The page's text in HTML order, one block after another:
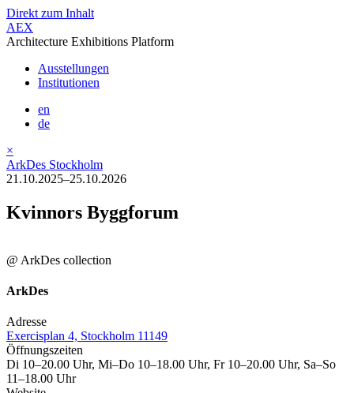
Direkt zum Inhalt
AEX
Architecture Exhibitions Platform
Ausstellungen
Institutionen
en
de
×
ArkDes Stockholm
21.10.2025–25.10.2026
Kvinnors Byggforum
@ ArkDes collection
ArkDes
Adresse
Exercisplan 4, Stockholm 11149
Öffnungszeiten
Di 10–20.00 Uhr, Mi–Do 10–18.00 Uhr, Fr 10–20.00 Uhr, Sa–So
11–18.00 Uhr